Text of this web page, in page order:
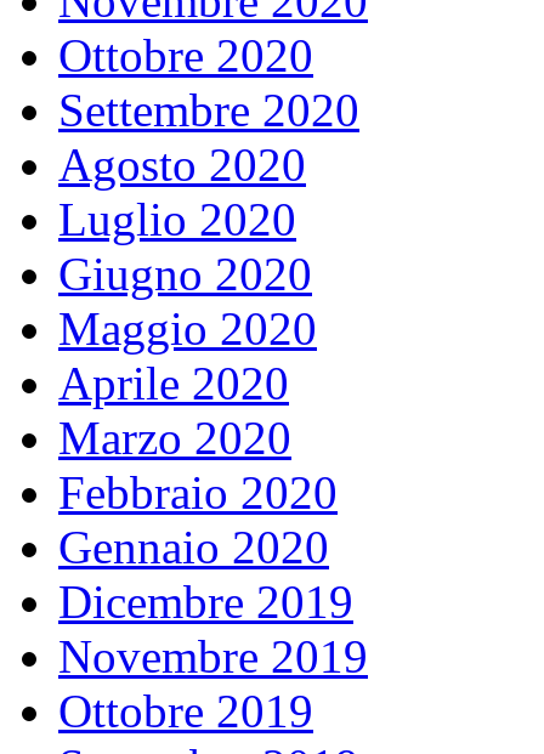
Ottobre 2020
Settembre 2020
Agosto 2020
Luglio 2020
Giugno 2020
Maggio 2020
Aprile 2020
Marzo 2020
Febbraio 2020
Gennaio 2020
Dicembre 2019
Novembre 2019
Ottobre 2019